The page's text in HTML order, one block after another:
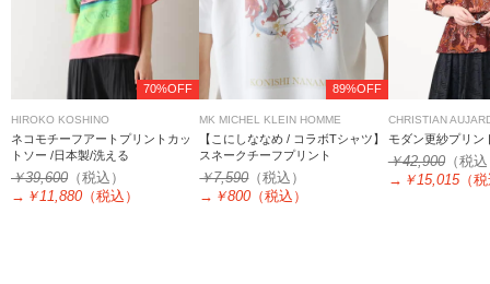
70%OFF
HIROKO KOSHINO
ネコモチーフアートプリントカッ
トソー /日本製/洗える
￥39,600 （税込）
→ ￥11,880 （税込）
89%OFF
MK MICHEL KLEIN HOMME
【こにしななめ / コラボTシャツ】
スネークチーフプリント
￥7,590（税込）
→ ￥800 （税込）
CHRISTIAN
モダン更紗プリン
￥42,900（税
→ ￥15,015（